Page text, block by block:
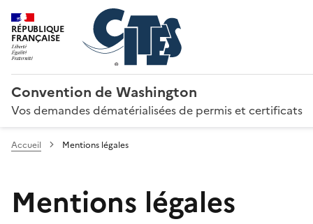
RÉPUBLIQUE
FRANÇAISE
Convention de Washington
Vos demandes dématérialisées de permis et certificats
Accueil Mentions légales
Mentions légales